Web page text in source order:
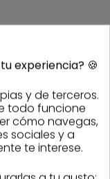
experiencia? 🍪
y de terceros.
todo funcione
cómo navegas,
sociales y a
te interese.